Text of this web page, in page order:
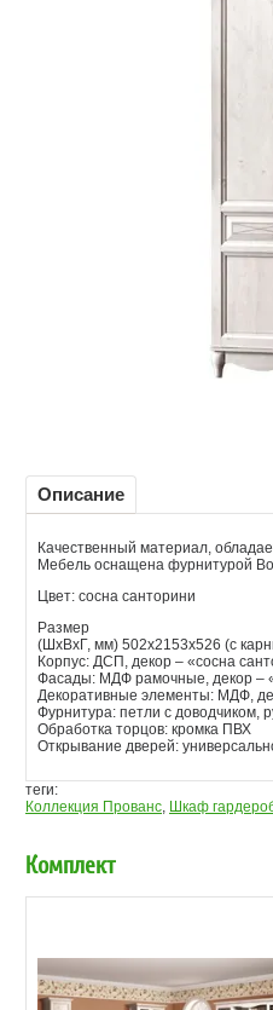
Описание
Качественный материал,
Мебель оснащена фурнитурой
Цвет: сосна санторини
Размер
(ШхВхГ, мм) 502х2153х526 (с
Корпус: ДСП, декор – «сосна
Фасады: МДФ рамочные, декор –
Декоративные элементы: МДФ,
Фурнитура: петли с доводчиком,
Обработка торцов: кромка ПВХ
Открывание дверей:
теги:
Коллекция Прованс, Шкаф
Комплект